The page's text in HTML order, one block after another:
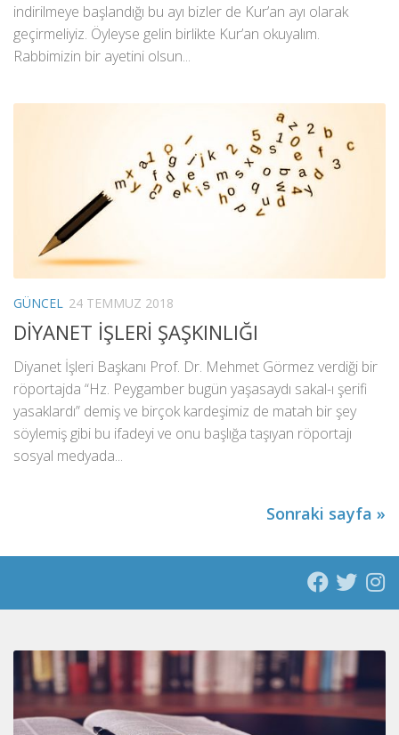
indirilmeye başlandığı bu ayı bizler de Kur’an ayı olarak
geçirmeliyiz. Öyleyse gelin birlikte Kur’an okuyalım.
Rabbimizin bir ayetini olsun...
GÜNCEL 24 TEMMUZ 2018
DİYANET İŞLERİ ŞAŞKINLIĞI
Diyanet İşleri Başkanı Prof. Dr. Mehmet Görmez verdiği bir
röportajda “Hz. Peygamber bugün yaşasaydı sakal-ı şerifi
yasaklardı” demiş ve birçok kardeşimiz de matah bir şey
söylemiş gibi bu ifadeyi ve onu başlığa taşıyan röportajı
sosyal medyada...
Sonraki sayfa »